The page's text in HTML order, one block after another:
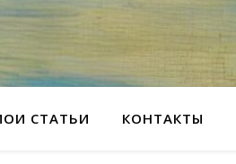
СТАТЬИ КОНТАКТЫ